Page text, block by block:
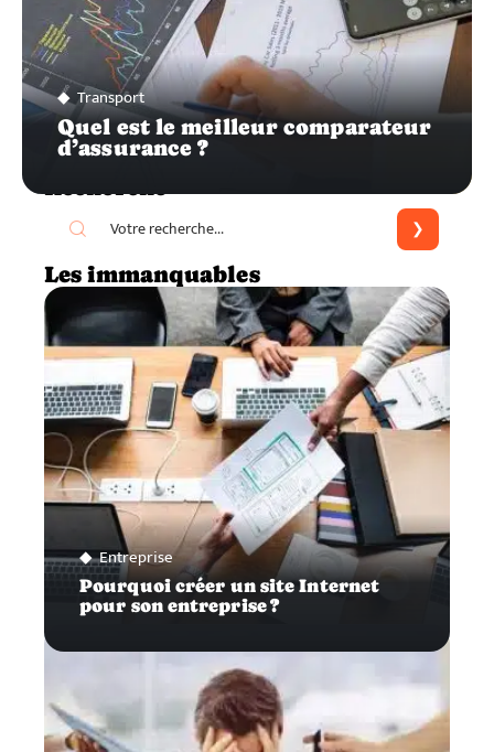
Transport
Quel est le meilleur comparateur
d’assurance ?
Les immanquables
Entreprise
Pourquoi créer un site Internet
pour son entreprise ?